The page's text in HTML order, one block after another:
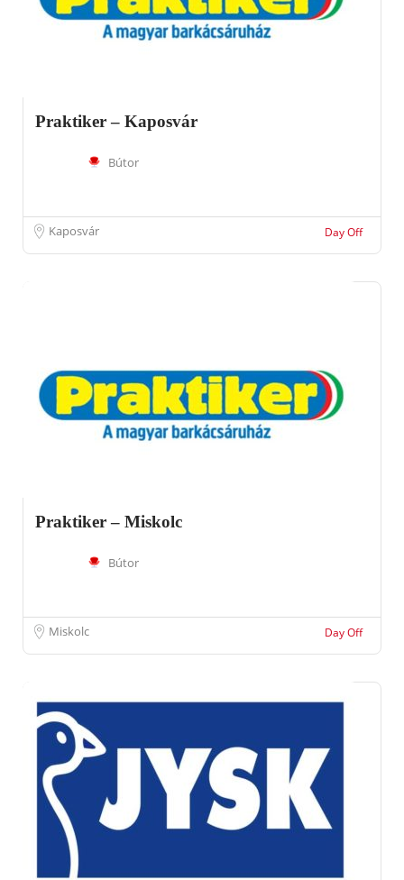
Praktiker – Kaposvár
Bútor
Kaposvár Day Off
Praktiker – Miskolc
Bútor
Miskolc Day Off